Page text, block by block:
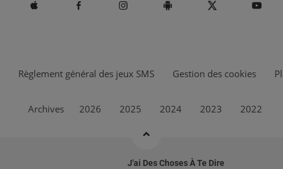
J'ai Des Choses À Te Dire
Règlement général des jeux SMS Gestion des cookies
Archives 2026 2025 2024 2023 2022